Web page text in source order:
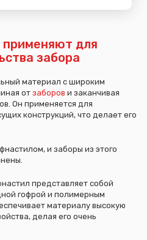
применяют для
забора
материал с широким
от заборов и заканчивая
Он применяется для
конструкций, что делает его
и заборы из этого
представляет собой
гофрой и полимерным
материалу высокую
делая его очень